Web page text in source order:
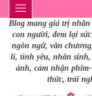
Blog mang giá trị nhân
con người, đem lại
ngôn ngữ, văn
lí, tình yêu, nhân sinh,
ảnh, cảm nhận
thức, trải